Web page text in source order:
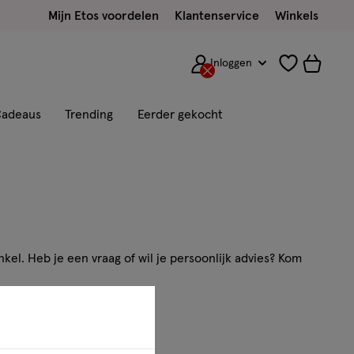
Mijn Etos voordelen Klantenservice Winkels
Inloggen
Trending Eerder gekocht
Heb je een vraag of wil je persoonlijk advies? Kom